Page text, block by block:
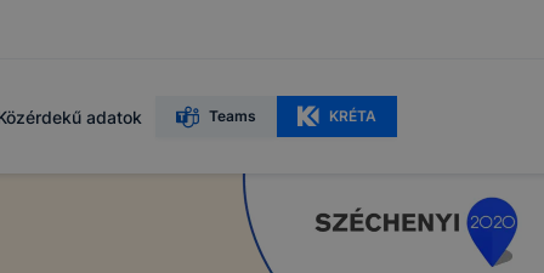
adatok Teams KRÉTA